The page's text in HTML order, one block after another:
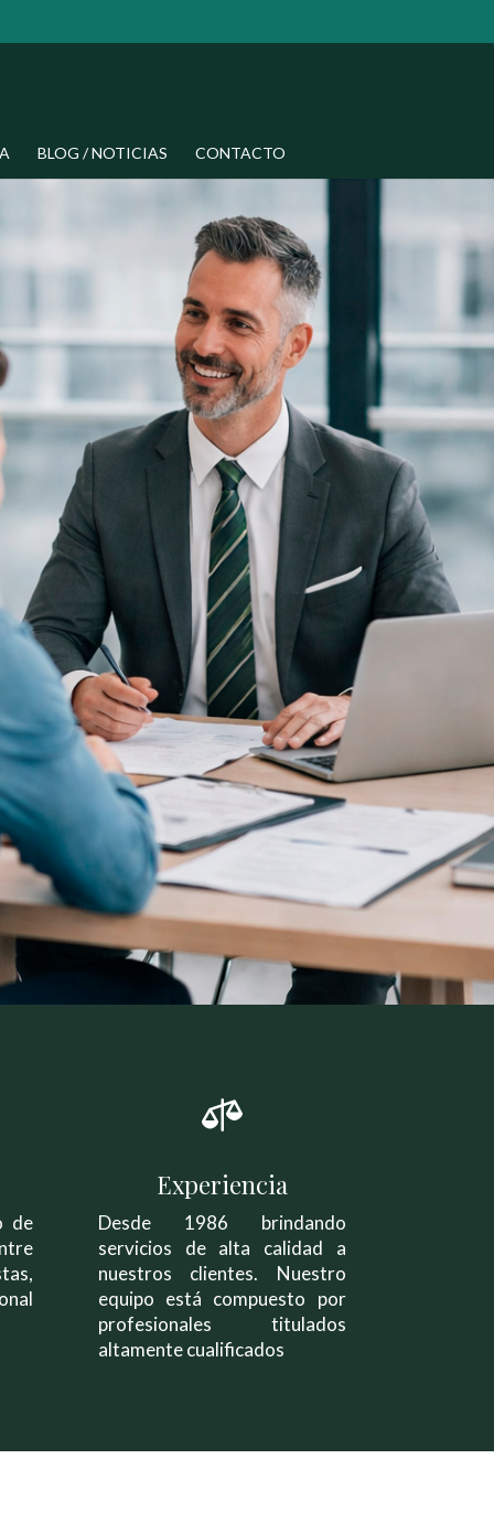
BLOG / NOTICIAS CONTACTO
de

Experiencia
Desde 1986 brindando
servicios de alta calidad a
nuestros clientes. Nuestro
equipo está compuesto por
profesionales titulados
altamente cualificados